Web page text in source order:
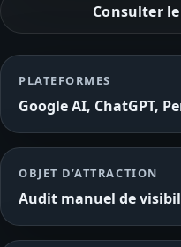
Consulter le
PLATEFORMES
Google AI, ChatGPT,
OBJET D’ATTRACTION
Audit manuel de